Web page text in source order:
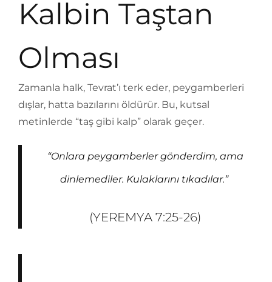
Kalbin Taştan
Olması
Zamanla halk, Tevrat’ı terk eder, peygamberleri
dışlar, hatta bazılarını öldürür. Bu, kutsal
metinlerde “taş gibi kalp” olarak geçer.
“Onlara peygamberler gönderdim, ama
dinlemediler. Kulaklarını tıkadılar.”
(YEREMYA 7:25-26)